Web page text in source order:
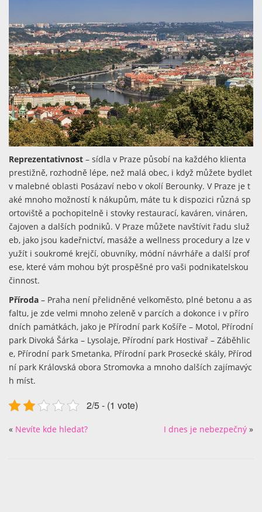
Reprezentativnost – sídla v Praze působí na každého klienta
prestižně, rozhodně lépe, než malá obec, i když můžete bydlet
v malebné oblasti Posázaví nebo v okolí Berounky. V Praze je t
aké mnoho možností k nákupům, máte tu k dispozici různá sp
ortoviště a pochopitelně i stovky restaurací, kaváren, vináren,
čajoven a dalších podniků. V Praze můžete navštívit řadu služ
eb, jako jsou kadeřnictví, masáže a wellness procedury a lze v
yužít i soukromé krejčí, obuvníky, módní návrháře a další prof
ese, které vám mohou být prospěšné pro vaši podnikatelskou
činnost.
Příroda – Praha není přelidněné velkoměsto, plné betonu a as
faltu, je zde velmi mnoho zeleně v parcích a dokonce i v příro
dních památkách, jako je Přírodní park Košíře – Motol, Přírodní
park Divoká Šárka – Lysolaje, Přírodní park Hostivař – Záběhlic
e, Přírodní park Smetanka, Přírodní park Prosecké skály, Přírod
ní park Královská obora Stromovka a mnoho dalších zajímavýc
h míst.
2/5 - (1 vote)
« Nevíte kde hledat? I dnes je nebezpečný »